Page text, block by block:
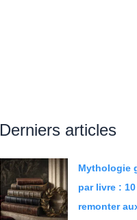
Derniers articles
Mythologie
par livre :
remonter